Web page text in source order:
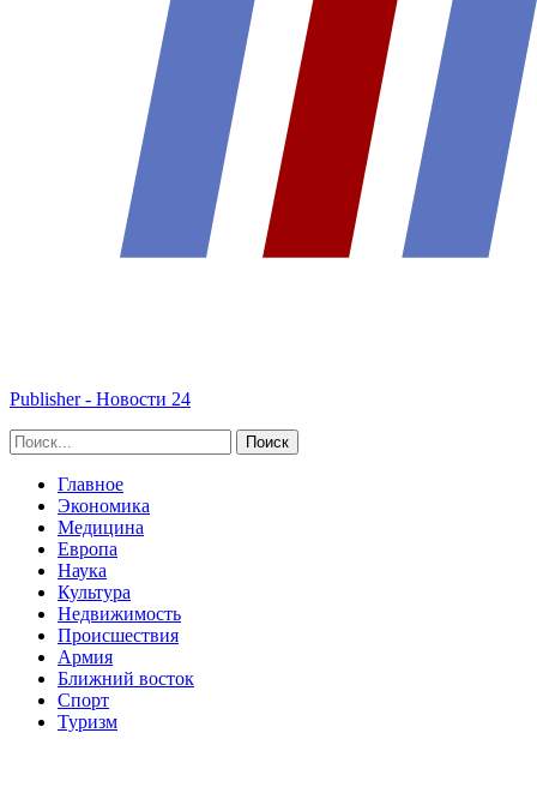
Publisher - Новости 24
Главное
Экономика
Медицина
Европа
Наука
Культура
Недвижимость
Происшествия
Армия
Ближний восток
Спорт
Туризм